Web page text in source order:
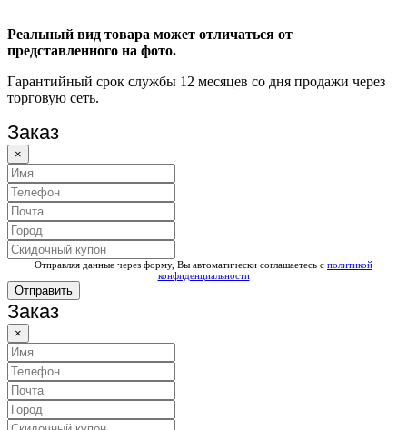
Реальный вид товара может отличаться от
представленного на фото.
Гарантийный срок службы 12 месяцев со дня продажи через
торговую сеть.
Заказ
×
Отправляя данные через форму, Вы автоматически соглашаетесь с политикой
конфиденциальности
Отправить
Заказ
×